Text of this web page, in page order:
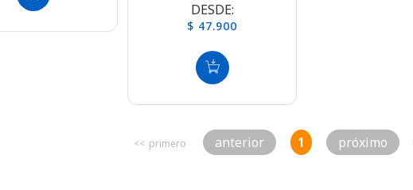
DESDE:
$ 47.900
Anterior 1 Próximo